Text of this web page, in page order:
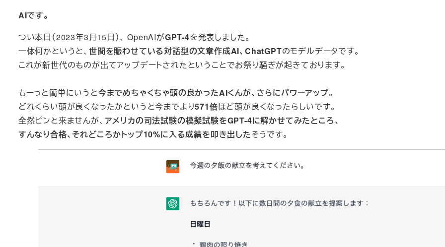
AIです。
つい本日（2023年3月15日）、 OpenAIがGPT-4を発表しました。
一体何かというと、 世間を賑わせている対話型の文章作成AI、ChatGPTのモデルデータです。
これが新世代のものが出てアップデートされたということでお祭り騒ぎが起きております。
もーっと簡単にいうと今までめちゃくちゃ頭の良かったAIくんが、さらにパワーアップ。
どれくらい頭が良くなったかというと今までより571倍ほど頭が良くなったらしいです。
全然ピンと来ませんが、 アメリカの司法試験の模擬試験をGPT-4に解かせてみたところ、
すんなり合格、それどころかトップ10%に入る成績を叩き出したそうです。